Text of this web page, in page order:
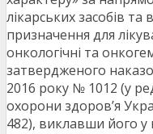
лікарських засобів
призначення для
онкологічні та
затвердженого
2016 року № 1012 (у
охорони здоров’я
482), виклавши його у